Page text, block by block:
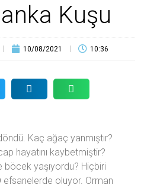
Kuşu
10/08/2021 10:36
Kaç ağaç yanmıştır?
hayatını kaybetmiştir?
yaşıyordu? Hiçbiri
oluyor. Orman